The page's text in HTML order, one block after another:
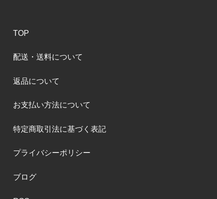
TOP
配送・送料について
返品について
お支払い方法について
特定商取引法に基づく表記
プライバシーポリシー
ブログ